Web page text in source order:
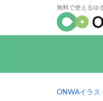
無料で使えるゆ
ONWAイラス